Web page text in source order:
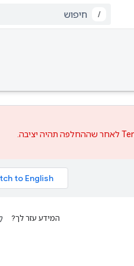
/
שההחלפה תהיה יציבה.
המידע עזר לך?